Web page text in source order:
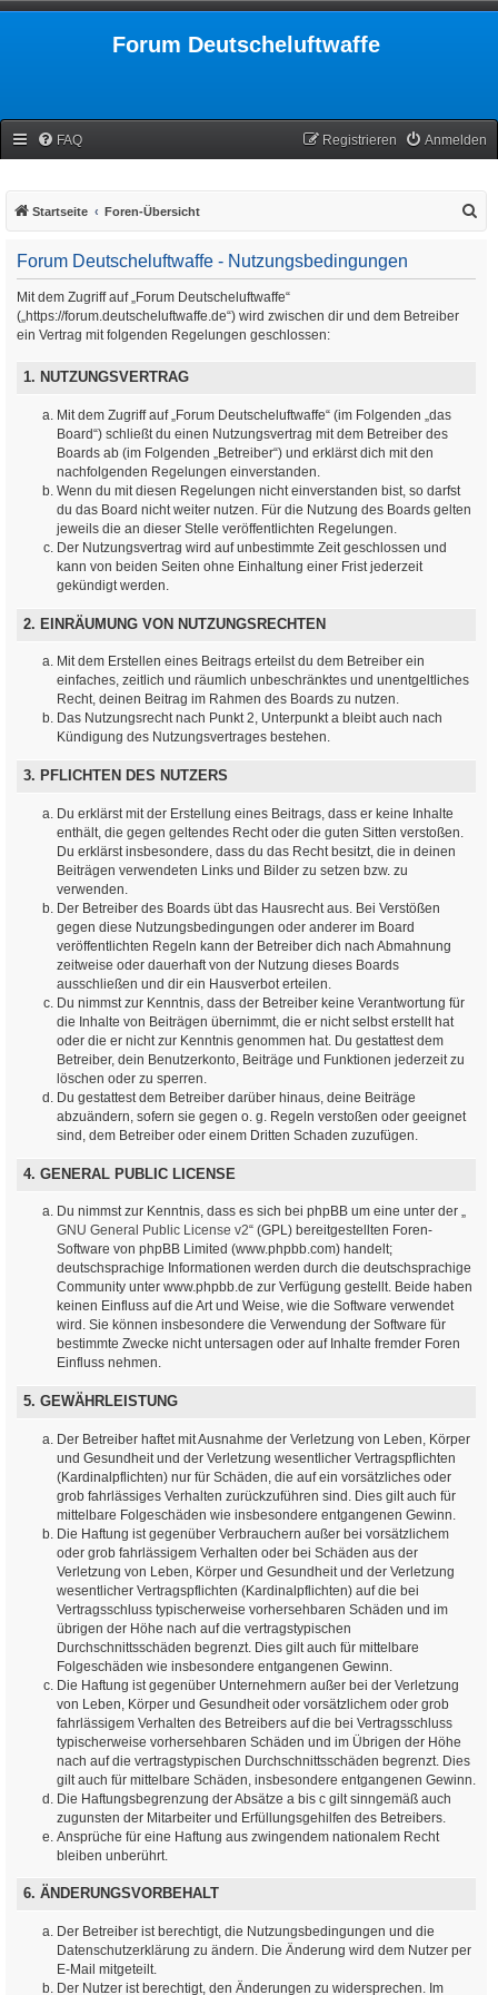
Forum Deutscheluftwaffe
FAQ Anmelden
Registrieren
Startseite Foren-Übersicht
Forum Deutscheluftwaffe - Nutzungsbedingungen
Mit dem Zugriff auf „Forum Deutscheluftwaffe“
(„https://forum.deutscheluftwaffe.de“) wird zwischen dir und dem Betreiber
ein Vertrag mit folgenden Regelungen geschlossen:
1. NUTZUNGSVERTRAG
Mit dem Zugriff auf „Forum Deutscheluftwaffe“ (im Folgenden „das
Board“) schließt du einen Nutzungsvertrag mit dem Betreiber des
Boards ab (im Folgenden „Betreiber“) und erklärst dich mit den
nachfolgenden Regelungen einverstanden.
Wenn du mit diesen Regelungen nicht einverstanden bist, so darfst
du das Board nicht weiter nutzen. Für die Nutzung des Boards gelten
jeweils die an dieser Stelle veröffentlichten Regelungen.
Der Nutzungsvertrag wird auf unbestimmte Zeit geschlossen und
kann von beiden Seiten ohne Einhaltung einer Frist jederzeit
gekündigt werden.
2. EINRÄUMUNG VON NUTZUNGSRECHTEN
Mit dem Erstellen eines Beitrags erteilst du dem Betreiber ein
einfaches, zeitlich und räumlich unbeschränktes und unentgeltliches
Recht, deinen Beitrag im Rahmen des Boards zu nutzen.
Das Nutzungsrecht nach Punkt 2, Unterpunkt a bleibt auch nach
Kündigung des Nutzungsvertrages bestehen.
3. PFLICHTEN DES NUTZERS
Du erklärst mit der Erstellung eines Beitrags, dass er keine Inhalte
enthält, die gegen geltendes Recht oder die guten Sitten verstoßen.
Du erklärst insbesondere, dass du das Recht besitzt, die in deinen
Beiträgen verwendeten Links und Bilder zu setzen bzw. zu
verwenden.
Der Betreiber des Boards übt das Hausrecht aus. Bei Verstößen
gegen diese Nutzungsbedingungen oder anderer im Board
veröffentlichten Regeln kann der Betreiber dich nach Abmahnung
zeitweise oder dauerhaft von der Nutzung dieses Boards
ausschließen und dir ein Hausverbot erteilen.
Du nimmst zur Kenntnis, dass der Betreiber keine Verantwortung für
die Inhalte von Beiträgen übernimmt, die er nicht selbst erstellt hat
oder die er nicht zur Kenntnis genommen hat. Du gestattest dem
Betreiber, dein Benutzerkonto, Beiträge und Funktionen jederzeit zu
löschen oder zu sperren.
Du gestattest dem Betreiber darüber hinaus, deine Beiträge
abzuändern, sofern sie gegen o. g. Regeln verstoßen oder geeignet
sind, dem Betreiber oder einem Dritten Schaden zuzufügen.
4. GENERAL PUBLIC LICENSE
Du nimmst zur Kenntnis, dass es sich bei phpBB um eine unter der „
GNU General Public License v2“ (GPL) bereitgestellten Foren-
Software von phpBB Limited (www.phpbb.com) handelt;
deutschsprachige Informationen werden durch die deutschsprachige
Community unter www.phpbb.de zur Verfügung gestellt. Beide haben
keinen Einfluss auf die Art und Weise, wie die Software verwendet
wird. Sie können insbesondere die Verwendung der Software für
bestimmte Zwecke nicht untersagen oder auf Inhalte fremder Foren
Einfluss nehmen.
5. GEWÄHRLEISTUNG
Der Betreiber haftet mit Ausnahme der Verletzung von Leben, Körper
und Gesundheit und der Verletzung wesentlicher Vertragspflichten
(Kardinalpflichten) nur für Schäden, die auf ein vorsätzliches oder
grob fahrlässiges Verhalten zurückzuführen sind. Dies gilt auch für
mittelbare Folgeschäden wie insbesondere entgangenen Gewinn.
Die Haftung ist gegenüber Verbrauchern außer bei vorsätzlichem
oder grob fahrlässigem Verhalten oder bei Schäden aus der
Verletzung von Leben, Körper und Gesundheit und der Verletzung
wesentlicher Vertragspflichten (Kardinalpflichten) auf die bei
Vertragsschluss typischerweise vorhersehbaren Schäden und im
übrigen der Höhe nach auf die vertragstypischen
Durchschnittsschäden begrenzt. Dies gilt auch für mittelbare
Folgeschäden wie insbesondere entgangenen Gewinn.
Die Haftung ist gegenüber Unternehmern außer bei der Verletzung
von Leben, Körper und Gesundheit oder vorsätzlichem oder grob
fahrlässigem Verhalten des Betreibers auf die bei Vertragsschluss
typischerweise vorhersehbaren Schäden und im Übrigen der Höhe
nach auf die vertragstypischen Durchschnittsschäden begrenzt. Dies
gilt auch für mittelbare Schäden, insbesondere entgangenen Gewinn.
Die Haftungsbegrenzung der Absätze a bis c gilt sinngemäß auch
zugunsten der Mitarbeiter und Erfüllungsgehilfen des Betreibers.
Ansprüche für eine Haftung aus zwingendem nationalem Recht
bleiben unberührt.
6. ÄNDERUNGSVORBEHALT
Der Betreiber ist berechtigt, die Nutzungsbedingungen und die
Datenschutzerklärung zu ändern. Die Änderung wird dem Nutzer per
E-Mail mitgeteilt.
Der Nutzer ist berechtigt, den Änderungen zu widersprechen. Im